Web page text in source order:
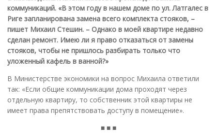
коммуникаций. «В этом году в нашем доме по ул. Латгалес в
Риге запланирована замена всего комплекта стояков, –
пишет Михаил Стешин. – Однако в моей квартире недавно
сделан ремонт. Имею ли я право отказаться от замены
стояков, чтобы не пришлось разбирать только что
уложенный кафель в ванной?»
В Министерстве экономики на вопрос Михаила ответили
так: «Если общие коммуникации дома проходят через
отдельную квартиру, то собственник этой квартиры не
имеет права препятствовать доступу в помещение».
■ ■ ■